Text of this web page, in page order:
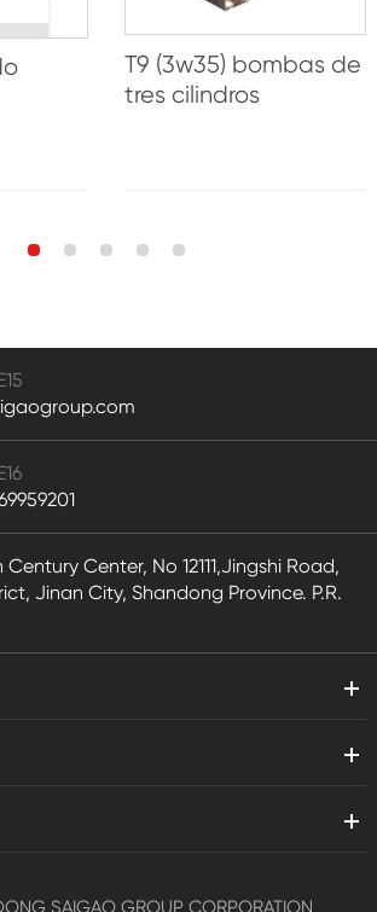
T9 (3w35) bombas de
tres cilindros
Center, No 12111,Jingshi Road,
Jinan City, Shandong Province. P.R.